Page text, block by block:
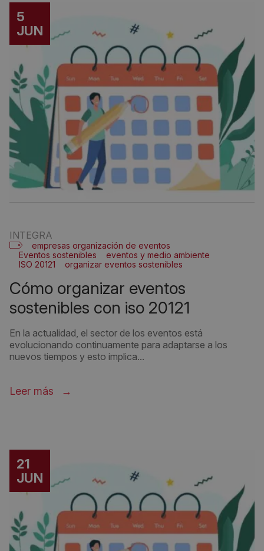
5
JUN
INTEGRA
empresas organización de eventos
Eventos sostenibles
eventos y medio ambiente
ISO 20121
organizar eventos sostenibles
cómo organizar eventos
sostenibles con iso 20121
En la actualidad, el sector de los eventos está
evolucionando continuamente para adaptarse a los
nuevos tiempos y esto implica...
Leer más
21
JUN